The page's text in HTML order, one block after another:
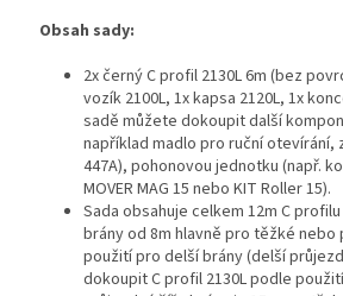
Obsah sady:
2x černý C profil 2130L 6m (bez
vozík 2100L, 1x kapsa 2120L, 1x
sadě můžete dokoupit další
například madlo pro ruční otevírání,
447A), pohonovou jednotku (např.
MOVER MAG 15 nebo KIT Roller 15).
Sada obsahuje celkem 12m C
brány od 8m hlavně pro těžké nebo
použití pro delší brány (delší
dokoupit C profil 2130L podle